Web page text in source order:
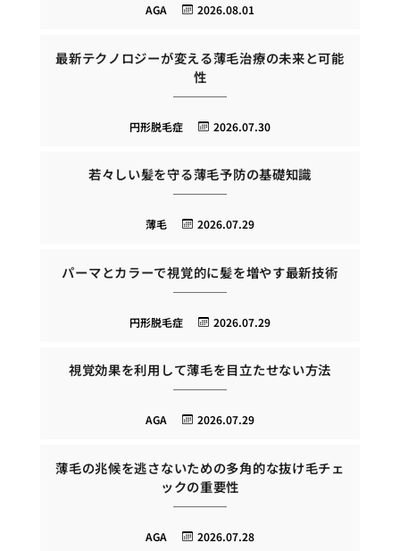
2026.08.01
AGA
最新テクノロジーが変える薄毛治療の未来と可能
性
2026.07.30
円形脱毛症
若々しい髪を守る薄毛予防の基礎知識
2026.07.29
薄毛
パーマとカラーで視覚的に髪を増やす最新技術
2026.07.29
円形脱毛症
視覚効果を利用して薄毛を目立たせない方法
2026.07.29
AGA
薄毛の兆候を逃さないための多角的な抜け毛チェ
ックの重要性
2026.07.28
AGA